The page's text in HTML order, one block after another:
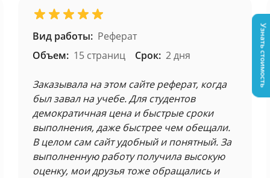
Вид работы: Реферат
Объем: 15 страниц Срок: 2 дня
Заказывала на этом сайте реферат, когда
был завал на учебе. Для студентов
демократичная цена и быстрые сроки
выполнения, даже быстрее чем обещали.
В целом сам сайт удобный и понятный. За
выполненную работу получила высокую
оценку, мои друзья тоже обращались и
Узнать стоимость